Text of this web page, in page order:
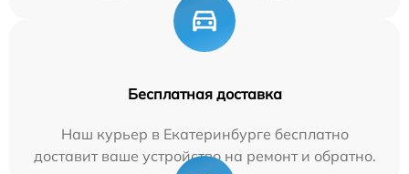
Бесплатная доставка
Наш курьер в Екатеринбурге бесплатно
доставит ваше устройство на ремонт и обратно.